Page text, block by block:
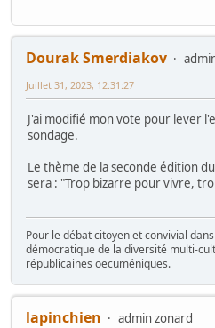
Dourak Smerdiakov
Juillet 31, 2023, 12:31:27
J'ai modifié mon vote pour lever
sondage.
Le thème de la seconde édition
sera : "Trop bizarre pour vivre,
Pour le débat citoyen et convivial
démocratique de la diversité multi-
républicaines oecuméniques.
lapinchien
admin zonard